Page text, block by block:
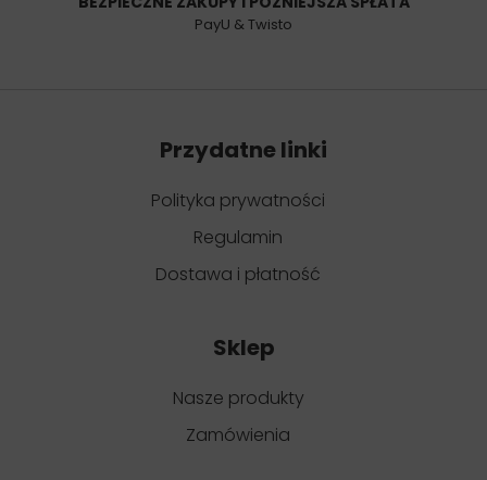
PayU & Twisto
Przydatne linki
Polityka prywatności
Regulamin
Dostawa i płatność
Sklep
Nasze produkty
Zamówienia